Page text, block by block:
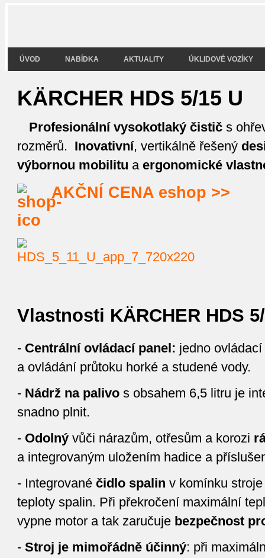
ÚVOD NABÍDKA AKTUALITY ÚKLIDOVÉ VOZÍKY
KÄRCHER HDS 5/15 U
Profesionální vysokotlaký čističs
rozměrů. Inovativní, vertikálně řešený
výbornou mobilitu a ergonomické
AKČNÍ CENA eshop >>
Vlastnosti KÄRCHER HDS
- Centrální ovládací panel: jedno
a ovládání průtoku horké a studené vody.
- Nádrž na palivos obsahem 6,5 litru je
snadno plnit.
- Odolnývůči nárazům, otřesům a korozi
a integrovaným uložením hadice a
- Integrované čidlo spalin v komínku
teploty spalin. Při překročení maximální
vypne motor a tak zaručuje bezpečnost
- Stroj je mimořádně účinný: při